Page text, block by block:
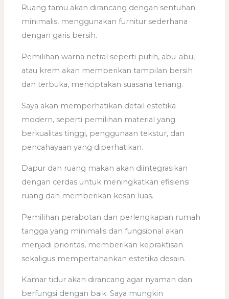
Ruang tamu akan dirancang dengan sentuhan
minimalis, menggunakan furnitur sederhana
dengan garis bersih.
Pemilihan warna netral seperti putih, abu-abu,
atau krem akan memberikan tampilan bersih
dan terbuka, menciptakan suasana tenang.
Saya akan memperhatikan detail estetika
modern, seperti pemilihan material yang
berkualitas tinggi, penggunaan tekstur, dan
pencahayaan yang diperhatikan.
Dapur dan ruang makan akan diintegrasikan
dengan cerdas untuk meningkatkan efisiensi
ruang dan memberikan kesan luas.
Pemilihan perabotan dan perlengkapan rumah
tangga yang minimalis dan fungsional akan
menjadi prioritas, memberikan kepraktisan
sekaligus mempertahankan estetika desain.
Kamar tidur akan dirancang agar nyaman dan
berfungsi dengan baik. Saya mungkin